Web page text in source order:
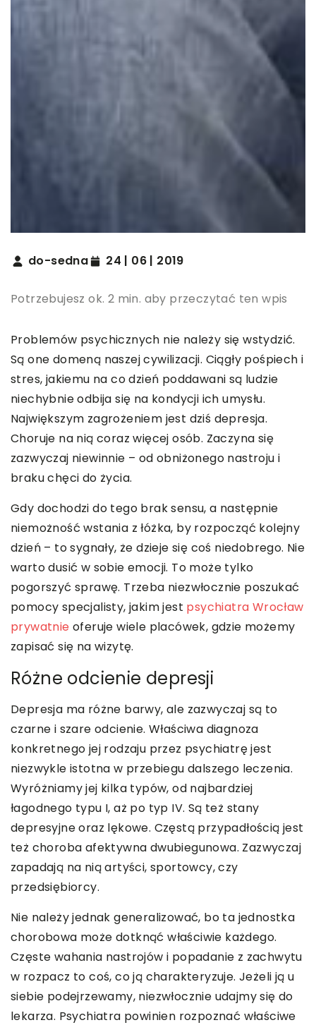
do-sedna 24 | 06 | 2019
Potrzebujesz ok. 2 min. aby przeczytać ten wpis
Problemów psychicznych nie należy się wstydzić.
Są one domeną naszej cywilizacji. Ciągły pośpiech i
stres, jakiemu na co dzień poddawani są ludzie
niechybnie odbija się na kondycji ich umysłu.
Największym zagrożeniem jest dziś depresja.
Choruje na nią coraz więcej osób. Zaczyna się
zazwyczaj niewinnie – od obniżonego nastroju i
braku chęci do życia.
Gdy dochodzi do tego brak sensu, a następnie
niemożność wstania z łóżka, by rozpocząć kolejny
dzień – to sygnały, że dzieje się coś niedobrego. Nie
warto dusić w sobie emocji. To może tylko
pogorszyć sprawę. Trzeba niezwłocznie poszukać
pomocy specjalisty, jakim jest psychiatra Wrocław
prywatnie oferuje wiele placówek, gdzie możemy
zapisać się na wizytę.
Różne odcienie depresji
Depresja ma różne barwy, ale zazwyczaj są to
czarne i szare odcienie. Właściwa diagnoza
konkretnego jej rodzaju przez psychiatrę jest
niezwykle istotna w przebiegu dalszego leczenia.
Wyróżniamy jej kilka typów, od najbardziej
łagodnego typu I, aż po typ IV. Są też stany
depresyjne oraz lękowe. Częstą przypadłością jest
też choroba afektywna dwubiegunowa. Zazwyczaj
zapadają na nią artyści, sportowcy, czy
przedsiębiorcy.
Nie należy jednak generalizować, bo ta jednostka
chorobowa może dotknąć właściwie każdego.
Częste wahania nastrojów i popadanie z zachwytu
w rozpacz to coś, co ją charakteryzuje. Jeżeli ją u
siebie podejrzewamy, niezwłocznie udajmy się do
lekarza. Psychiatra powinien rozpoznać właściwe